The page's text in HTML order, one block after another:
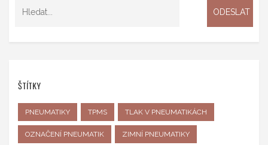
ŠTÍTKY
PNEUMATIKY TPMS TLAK V PNEUMATIKÁCH
OZNAČENÍ PNEUMATIK ZIMNÍ PNEUMATIKY